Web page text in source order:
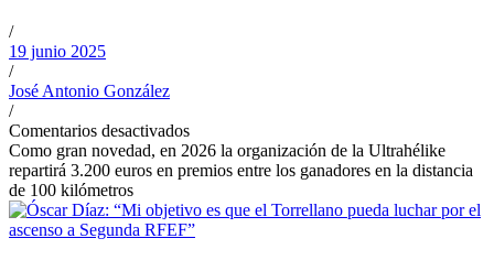
/
19 junio 2025
/
José Antonio González
/
Comentarios desactivados
Como gran novedad, en 2026 la organización de la Ultrahélike
repartirá 3.200 euros en premios entre los ganadores en la distancia
de 100 kilómetros